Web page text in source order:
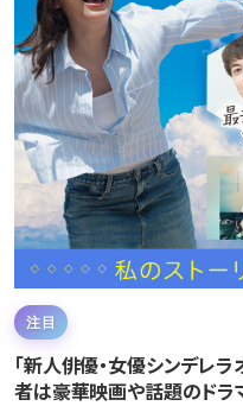
注目
「新人俳優・女優シンデレ
者は豪華映画や話題のドラ